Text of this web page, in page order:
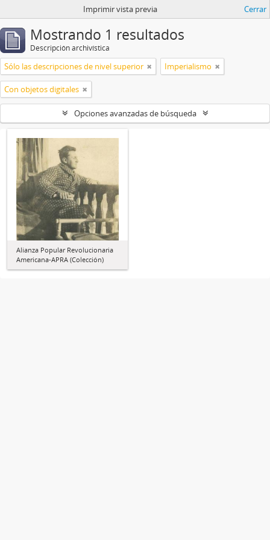
Imprimir vista previa Cerrar
Mostrando 1 resultados
Descripción archivística
Sólo las descripciones de nivel superior Imperialismo
Con objetos digitales
Opciones avanzadas de búsqueda
Alianza Popular Revolucionaria
Americana-APRA (Colección)